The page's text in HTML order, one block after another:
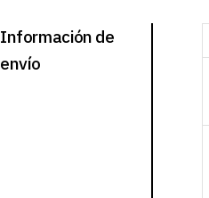
Información de
envío